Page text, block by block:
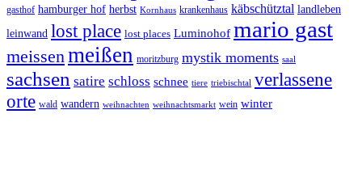
gasthof hamburger hof herbst Kornhaus krankenhaus käbschütztal landleben
leinwand lost place lost places Luminohof mario gast
meissenmeißen moritzburg mystik moments saal
sachsen satire schloss schnee tiere triebischtal verlassene
orte wald wandern weihnachten weihnachtsmarkt wein winter